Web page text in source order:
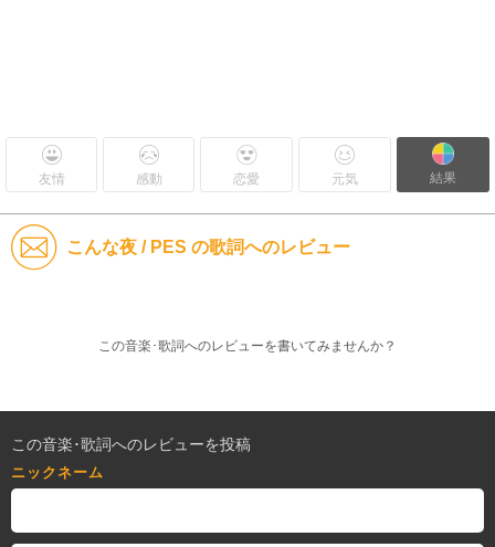
友情 感動 恋愛 元気 結果
こんな夜 / PES の歌詞へのレビュー
この音楽･歌詞へのレビューを書いてみませんか？
この音楽･歌詞へのレビューを投稿
ニックネーム